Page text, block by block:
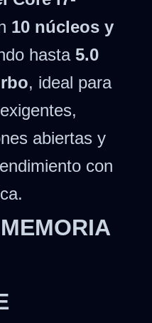
10 núcleos y
hasta 5.0
, ideal para
abiertas y
con